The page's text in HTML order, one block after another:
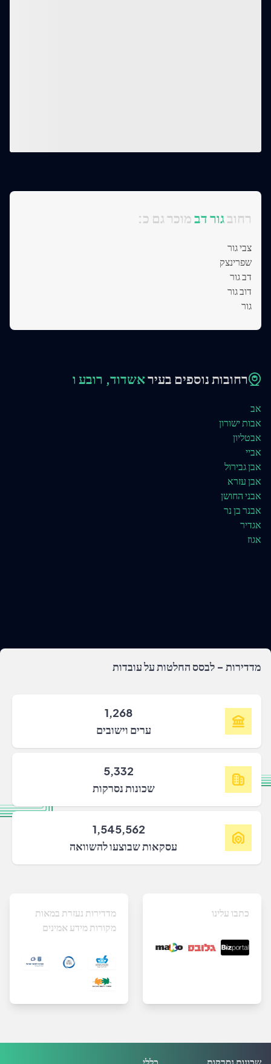
:רחובגור דבמוכר גם כ
צבי גור
שפרינצק
דב גור
דוב גור
גור
רחובות נוספים בעיראשדוד, רובע ו
אב
אבות ישורון
אבטליון
אביי
אבן גבירול
אבן עזרא
אבני החושן
אבנר בן נר
אגדיר
אגוז
מדדירות - לבסס החלטות על עובדות
1,268
ערים וישובים
5,332
שכונות נסרקות
1,545,562
עסקאות שבוצעו להשוואה
מדדירות נעזרת במאות
מקורות מידע אמינים
כתבו עלינו